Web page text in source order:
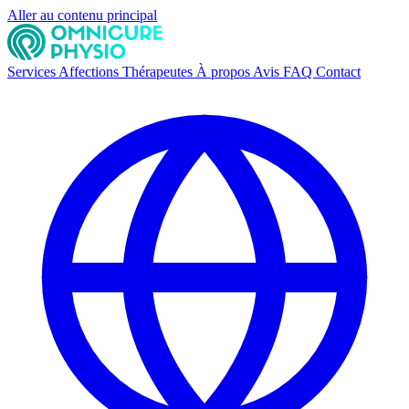
Aller au contenu principal
Services Affections Thérapeutes À propos Avis FAQ Contact